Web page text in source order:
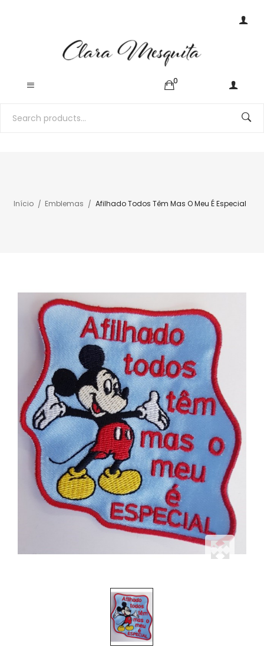
0
Início Emblemas Afilhado Todos Têm Mas O Meu É Especial